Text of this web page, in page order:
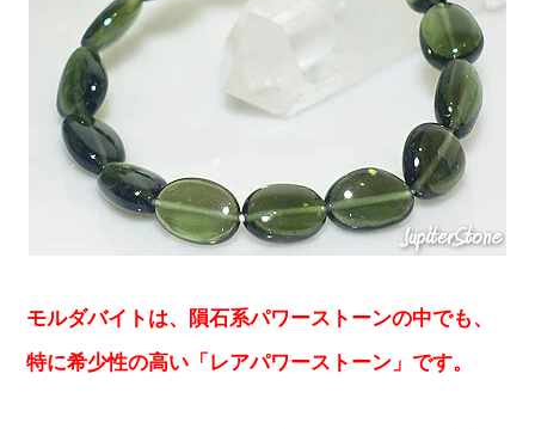
モルダバイトは、隕石系パワーストーンの中でも、
特に希少性の高い「レアパワーストーン」です。